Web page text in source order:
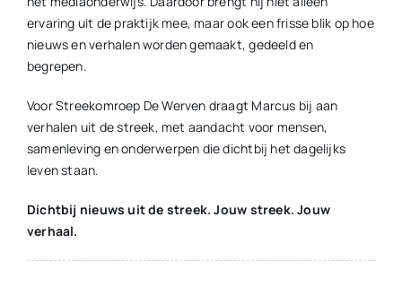
ervaring uit de praktijk mee, maar ook een frisse blik op hoe
nieuws en verhalen worden gemaakt, gedeeld en
begrepen.
Voor Streekomroep De Werven draagt Marcus bij aan
verhalen uit de streek, met aandacht voor mensen,
samenleving en onderwerpen die dichtbij het dagelijks
leven staan.
Dichtbij nieuws uit de streek. Jouw streek. Jouw
verhaal.